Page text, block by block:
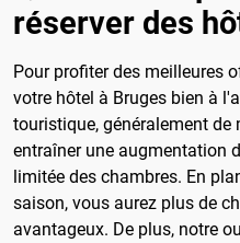
réserver des
Pour profiter des meilleures
votre hôtel à Bruges bien à
touristique, généralement de
entraîner une augmentation
limitée des chambres. En
saison, vous aurez plus de
avantageux. De plus, notre